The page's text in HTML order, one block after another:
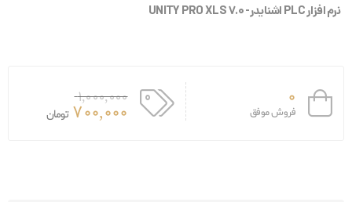
نرم افزار PLC اشنایدر- UNITY PRO XLS 7.0
0
فروش موفق
1,000,000
700,000 تومان